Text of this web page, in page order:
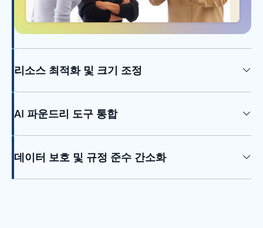
리소스 최적화 및 크기 조정
AI 파운드리 도구 통합
데이터 보호 및 규정 준수 간소화